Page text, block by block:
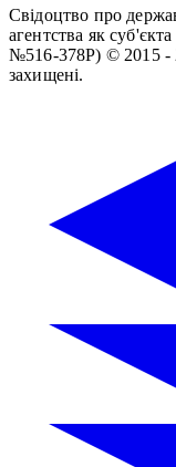
Свідоцтво про
агентства як
№516-378Р) © 2015 -
захищені.